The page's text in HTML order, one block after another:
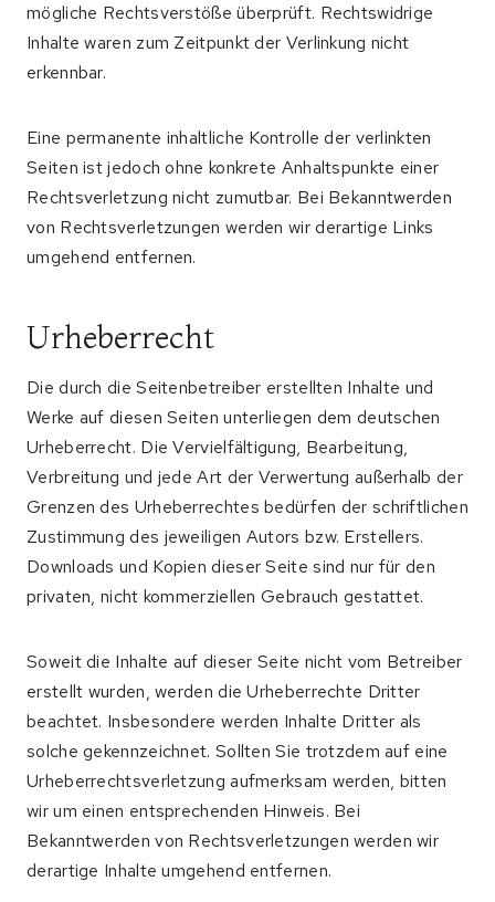
mögliche Rechtsverstöße überprüft. Rechtswidrige
Inhalte waren zum Zeitpunkt der Verlinkung nicht
erkennbar.
Eine permanente inhaltliche Kontrolle der verlinkten
Seiten ist jedoch ohne konkrete Anhaltspunkte einer
Rechtsverletzung nicht zumutbar. Bei Bekanntwerden
von Rechtsverletzungen werden wir derartige Links
umgehend entfernen.
Urheberrecht
Die durch die Seitenbetreiber erstellten Inhalte und
Werke auf diesen Seiten unterliegen dem deutschen
Urheberrecht. Die Vervielfältigung, Bearbeitung,
Verbreitung und jede Art der Verwertung außerhalb der
Grenzen des Urheberrechtes bedürfen der schriftlichen
Zustimmung des jeweiligen Autors bzw. Erstellers.
Downloads und Kopien dieser Seite sind nur für den
privaten, nicht kommerziellen Gebrauch gestattet.
Soweit die Inhalte auf dieser Seite nicht vom Betreiber
erstellt wurden, werden die Urheberrechte Dritter
beachtet. Insbesondere werden Inhalte Dritter als
solche gekennzeichnet. Sollten Sie trotzdem auf eine
Urheberrechtsverletzung aufmerksam werden, bitten
wir um einen entsprechenden Hinweis. Bei
Bekanntwerden von Rechtsverletzungen werden wir
derartige Inhalte umgehend entfernen.